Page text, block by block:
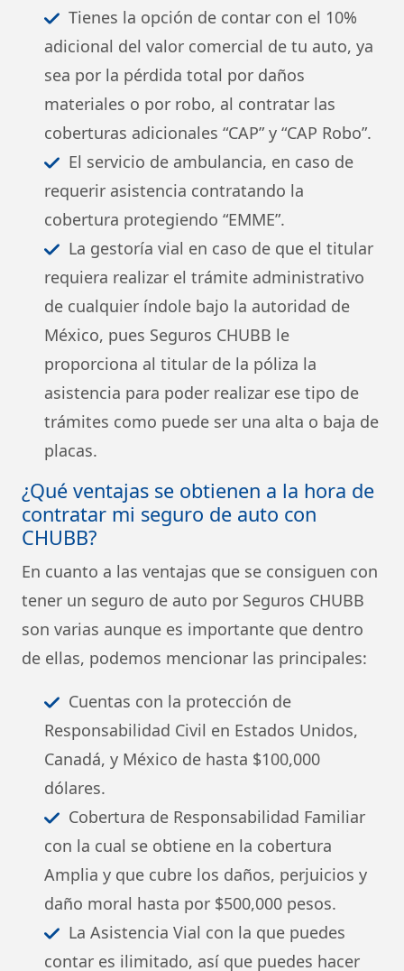
Tienes la opción de contar con el 10%
adicional del valor comercial de tu auto, ya
sea por la pérdida total por daños
materiales o por robo, al contratar las
coberturas adicionales “CAP” y “CAP Robo”.
El servicio de ambulancia, en caso de
requerir asistencia contratando la
cobertura protegiendo “EMME”.
La gestoría vial en caso de que el titular
requiera realizar el trámite administrativo
de cualquier índole bajo la autoridad de
México, pues Seguros CHUBB le
proporciona al titular de la póliza la
asistencia para poder realizar ese tipo de
trámites como puede ser una alta o baja de
placas.
¿Qué ventajas se obtienen a la hora de
contratar mi seguro de auto con
CHUBB?
En cuanto a las ventajas que se consiguen con
tener un seguro de auto por Seguros CHUBB
son varias aunque es importante que dentro
de ellas, podemos mencionar las principales:
Cuentas con la protección de
Responsabilidad Civil en Estados Unidos,
Canadá, y México de hasta $100,000
dólares.
Cobertura de Responsabilidad Familiar
con la cual se obtiene en la cobertura
Amplia y que cubre los daños, perjuicios y
daño moral hasta por $500,000 pesos.
La Asistencia Vial con la que puedes
contar es ilimitado, así que puedes hacer